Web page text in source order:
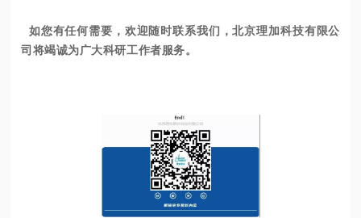
如您有任何需要，欢迎随时联系我们，北京理加科技有限公
司将竭诚为广大科研工作者服务。